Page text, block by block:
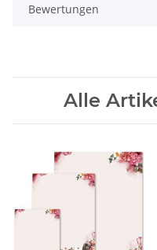
Bewertungen
Alle